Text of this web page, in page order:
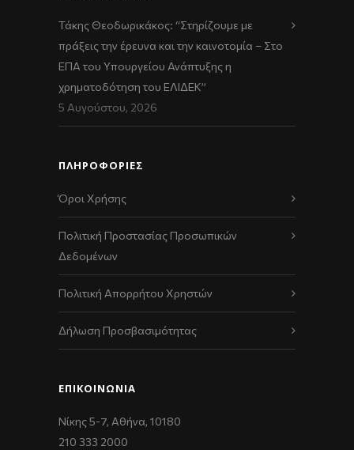
Τάκης Θεοδωρικάκος: “Στηρίζουμε με
πράξεις την έρευνα και την καινοτομία – Στο
ΕΠΑ του Υπουργείου Ανάπτυξης η
χρηματοδότηση του ΕΛΙΔΕΚ”
5 Αυγούστου, 2026
ΠΛΗΡΟΦΟΡΙΕΣ
Όροι Χρήσης
Πολιτική Προστασίας Προσωπικών
Δεδομένων
Πολιτική Απορρήτου Χρηστών
Δήλωση Προσβασιμότητας
ΕΠΙΚΟΙΝΩΝΊΑ
Νίκης 5-7, Αθήνα, 10180
210 333 2000